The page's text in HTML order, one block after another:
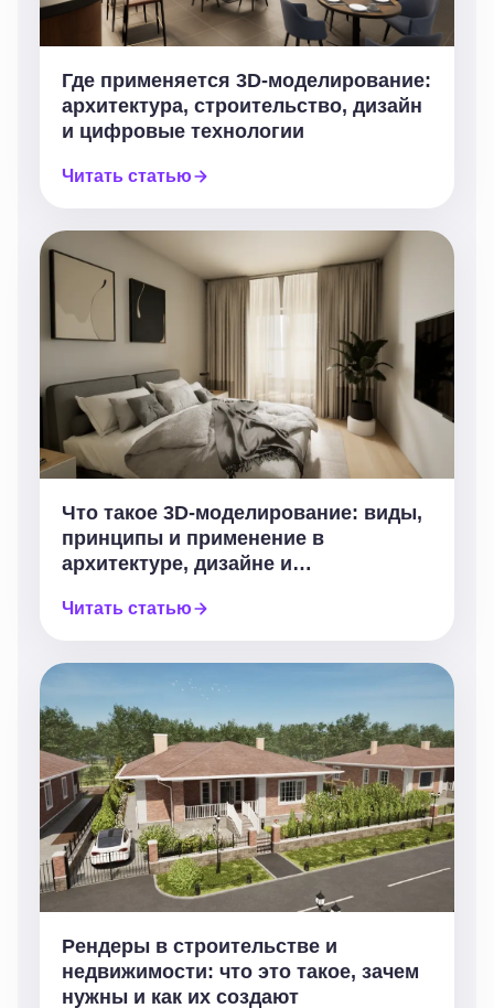
Где применяется 3D-моделирование:
архитектура, строительство, дизайн
и цифровые технологии
Читать статью
Что такое 3D-моделирование: виды,
принципы и применение в
архитектуре, дизайне и
Читать статью
Рендеры в строительстве и
недвижимости: что это такое, зачем
нужны и как их создают